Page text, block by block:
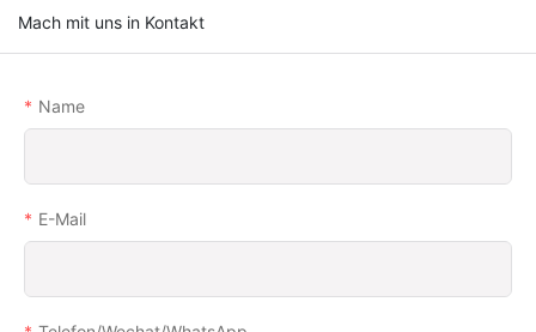
Mach mit uns in Kontakt
Name
E-Mail